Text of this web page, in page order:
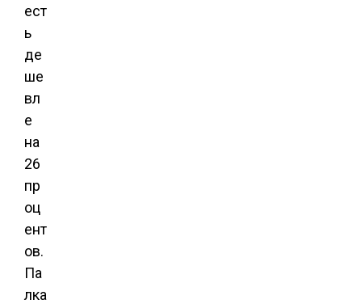
ест
ь
де
ше
вл
е
на
26
пр
оц
ент
ов.
Па
лка